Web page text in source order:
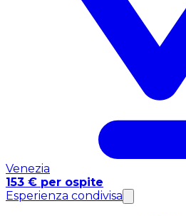
Venezia
153 € per ospite
Esperienza condivisa